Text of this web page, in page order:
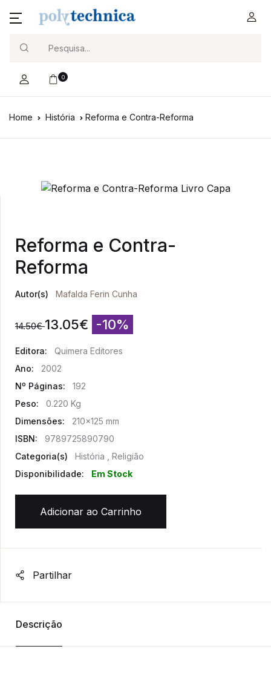
0
Home História Reforma e Contra-Reforma
Reforma e Contra-
Reforma
Autor(s) Mafalda Ferin Cunha
14.50€ 13.05€ -10%
Editora:
Quimera Editores
Ano:
2002
Nº Páginas:
192
Peso:
0.220 Kg
Dimensões:
210x125 mm
ISBN:
9789725890790
Categoria(s)
História , Religião
Disponibilidade:
Em Stock
Adicionar ao Carrinho
Partilhar
Descrição